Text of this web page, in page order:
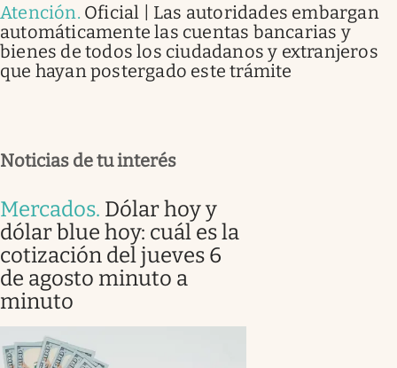
Atención. Oficial | Las autoridades embargan
automáticamente las cuentas bancarias y
bienes de todos los ciudadanos y extranjeros
que hayan postergado este trámite
Noticias de tu interés
Mercados. Dólar hoy y
dólar blue hoy: cuál es la
cotización del jueves 6
de agosto minuto a
minuto